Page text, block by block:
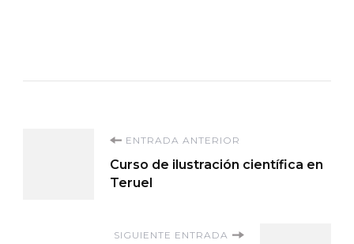
Navegación
entradas
ENTRADA ANTERIOR
Curso de ilustración científica en
Teruel
SIGUIENTE ENTRADA